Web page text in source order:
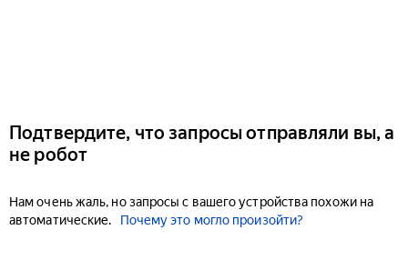
Подтвердите, что запросы отправляли вы, а
не робот
Нам очень жаль, но запросы с вашего устройства похожи на
автоматические.
Почему это могло произойти?